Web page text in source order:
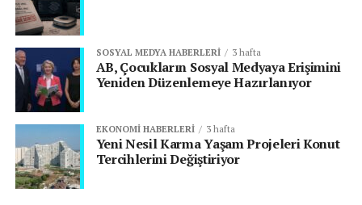
SOSYAL MEDYA HABERLERI 3 hafta
AB, Çocukların Sosyal Medyaya Erişimini
Yeniden Düzenlemeye Hazırlanıyor
EKONOMI HABERLERI 3 hafta
Yeni Nesil Karma Yaşam Projeleri Konut
Tercihlerini Değiştiriyor